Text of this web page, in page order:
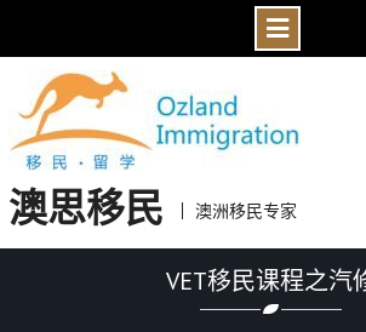
content
澳思移民 澳洲移民专家
VET移民课程之汽